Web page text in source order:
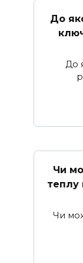
До
До
Чи
теплу
Чи